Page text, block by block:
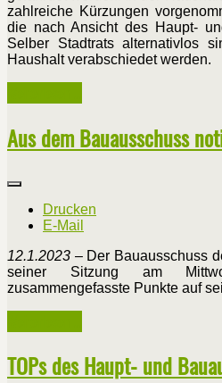
zahlreiche Kürzungen
die nach Ansicht des Haupt-
Selber Stadtrats alternativlos
Haushalt verabschiedet werden.
Aus dem Bauausschuss
Drucken
E-Mail
12.1.2023 – Der Bauausschuss
seiner Sitzung am
zusammengefasste Punkte auf
TOPs des Haupt- und